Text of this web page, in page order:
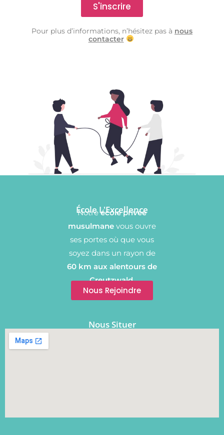
S'inscrire
Pour plus d’informations, n’hésitez pas à nous
contacter
École L'Excellence
Notreécole privée
musulmane vous ouvre
ses portes où que vous
soyez dans un rayon de
60 km aux alentours de
Creutzwald.
Nous Rejoindre
Nous Situer